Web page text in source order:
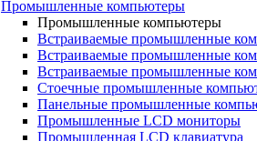
Промышленные компьютеры
Промышленные компьютеры
Встраиваемые промышленные
Встраиваемые промышленные
Встраиваемые промышленные
Стоечные промышленные
Панельные промышленные
Промышленные LCD мониторы
Промышленная LCD клавиатура